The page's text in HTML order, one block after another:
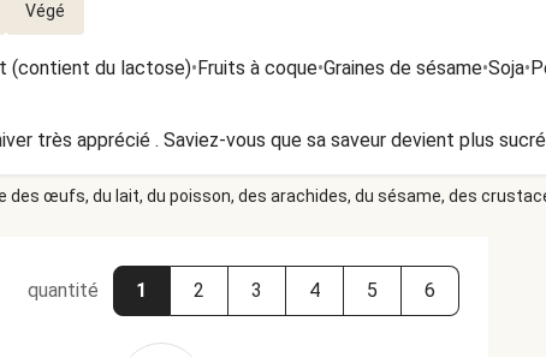
Végé
(contient du lactose)•Fruits à coque•Graines de sésame•Soja•
très apprécié . Saviez-vous que sa saveur devient plus
des œufs, du lait, du poisson, des arachides, du sésame, des
quantité 1 2 3 4 5 6